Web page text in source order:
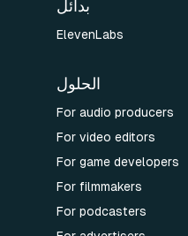
بدائل
ElevenLabs
الحلول
For audio producers
For video editors
For game developers
For filmmakers
For podcasters